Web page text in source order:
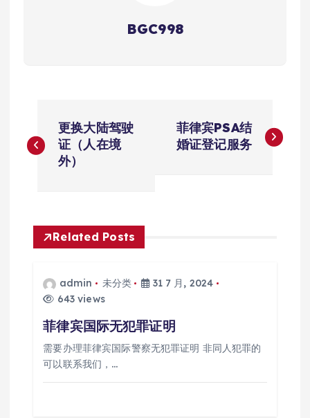
BGC998
章
航
更换大陆驾驶
证（人在境
外）
菲律宾PSA结
婚证登记服务
Related Posts
admin 未分类
31 7 月, 2024
643 views
菲律宾国际无犯罪证明
需要办理菲律宾国际警察无犯罪证明 非同人犯罪的
可以联系我们，…